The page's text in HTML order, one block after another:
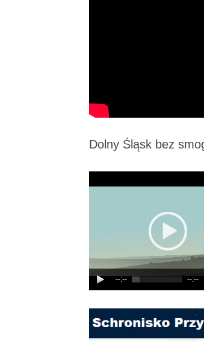
Dolny Śląsk bez
--:-- --:--